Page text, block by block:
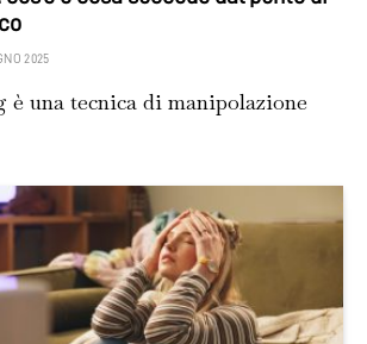
2025
è una tecnica di manipolazione